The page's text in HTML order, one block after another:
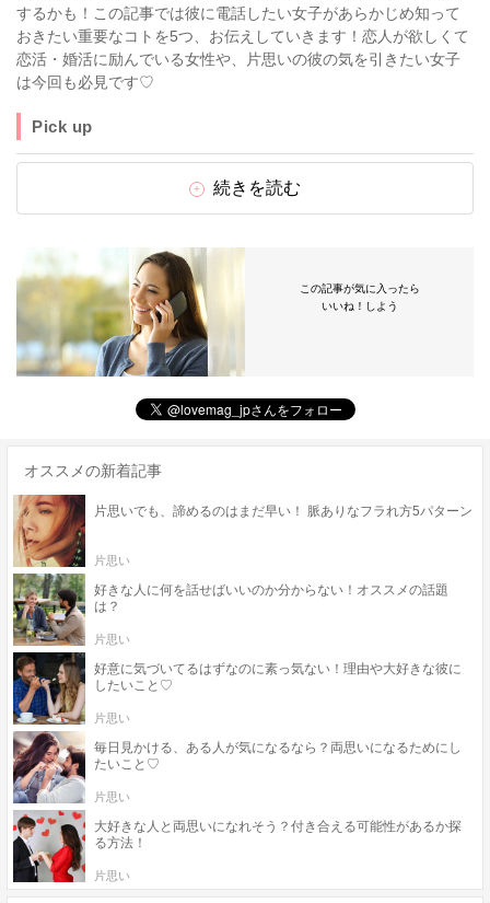
するかも！この記事では彼に電話したい女子があらかじめ知って
おきたい重要なコトを5つ、お伝えしていきます！恋人が欲しくて
恋活・婚活に励んでいる女性や、片思いの彼の気を引きたい女子
は今回も必見です♡
Pick up
続きを読む
この記事が気に入ったら
いいね！しよう
オススメの新着記事
片思いでも、諦めるのはまだ早い！ 脈ありなフラれ方5パターン
片思い
好きな人に何を話せばいいのか分からない！オススメの話題
は？
片思い
好意に気づいてるはずなのに素っ気ない！理由や大好きな彼に
したいこと♡
片思い
毎日見かける、ある人が気になるなら？両思いになるためにし
たいこと♡
片思い
大好きな人と両思いになれそう？付き合える可能性があるか探
る方法！
片思い